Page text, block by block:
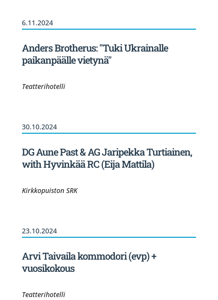
6.11.2024
Anders Brotherus: "Tuki Ukrainalle
paikanpäälle vietynä"
Teatterihotelli
30.10.2024
DG Aune Past & AG Jaripekka Turtiainen,
with Hyvinkää RC (Eija Mattila)
Kirkkopuiston SRK
23.10.2024
Arvi Taivaila kommodori (evp) +
vuosikokous
Teatterihotelli